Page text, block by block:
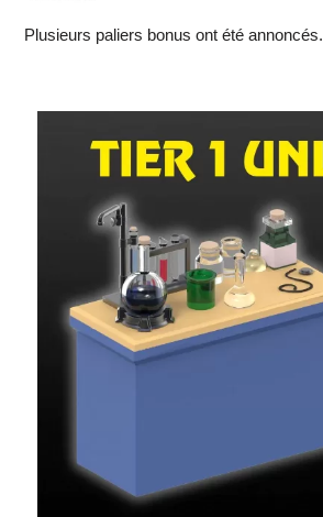
Plusieurs paliers bonus ont été annoncés.